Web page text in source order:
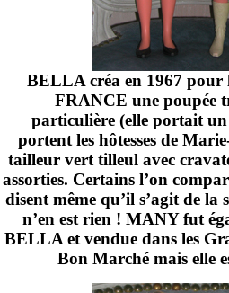
BELLA créa en 1967
FRANCE une poupée
particulière (elle portait
portent les hôtesses de
tailleur vert tilleul avec
assorties. Certains l’on
disent même qu’il s’agit de la
n’en est rien ! MANY fut
BELLA et vendue dans les
Bon Marché mais elle